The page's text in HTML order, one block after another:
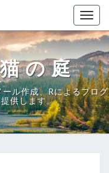
の庭
ル作成、Rによるプログ
供します。